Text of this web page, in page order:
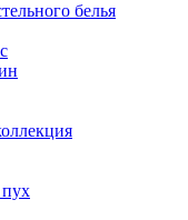
белья